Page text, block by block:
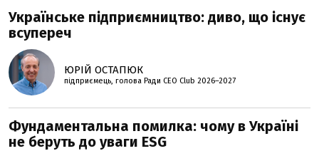
Українське підприємництво: диво, що існує
всупереч
ЮРІЙ ОСТАПЮК
підприємець, голова Ради CEO Club 2026–2027
Фундаментальна помилка: чому в Україні
не беруть до уваги ESG